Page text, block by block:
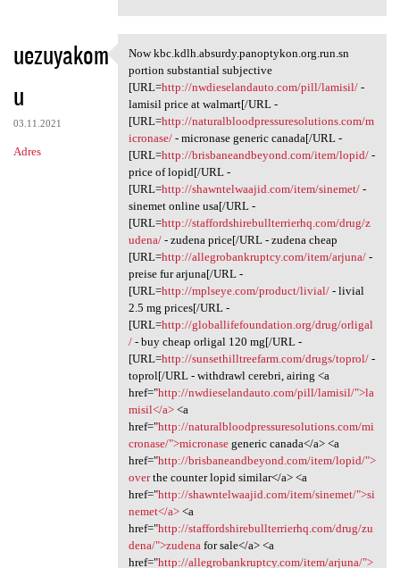
uezuyakom
u
03.11.2021
Adres
Now kbc.kdlh.absurdy
Now kbc.kdlh.absurdy.panoptykon.org.run.sn
portion substantial subjective
[URL=http://nwdieselandauto.com/pill/lamisil/-
lamisil price at walmart[/URL -
[URL=http://naturalbloodpressuresolutions.com/m
icronase/- micronase generic canada[/URL -
[URL=http://brisbaneandbeyond.com/item/lopid/-
price of lopid[/URL -
[URL=http://shawntelwaajid.com/item/sinemet/-
sinemet online usa[/URL -
[URL=http://staffordshirebullterrierhq.com/drug/z
udena/- zudena price[/URL - zudena cheap
[URL=http://allegrobankruptcy.com/item/arjuna/-
preise fur arjuna[/URL -
[URL=http://mplseye.com/product/livial/- livial
2.5 mg prices[/URL -
[URL=http://globallifefoundation.org/drug/orligal
/- buy cheap orligal 120 mg[/URL -
[URL=http://sunsethilltreefarm.com/drugs/toprol/-
toprol[/URL - withdrawl cerebri, airing <a
href="http://nwdieselandauto.com/pill/lamisil/">la
misil</a><a
href="http://naturalbloodpressuresolutions.com/mi
cronase/">micronasegeneric canada</a> <a
href="http://brisbaneandbeyond.com/item/lopid/">
overthe counter lopid similar</a> <a
href="http://shawntelwaajid.com/item/sinemet/">si
nemet</a><a
href="http://staffordshirebullterrierhq.com/drug/zu
dena/">zudenafor sale</a> <a
href="http://allegrobankruptcy.com/item/arjuna/">